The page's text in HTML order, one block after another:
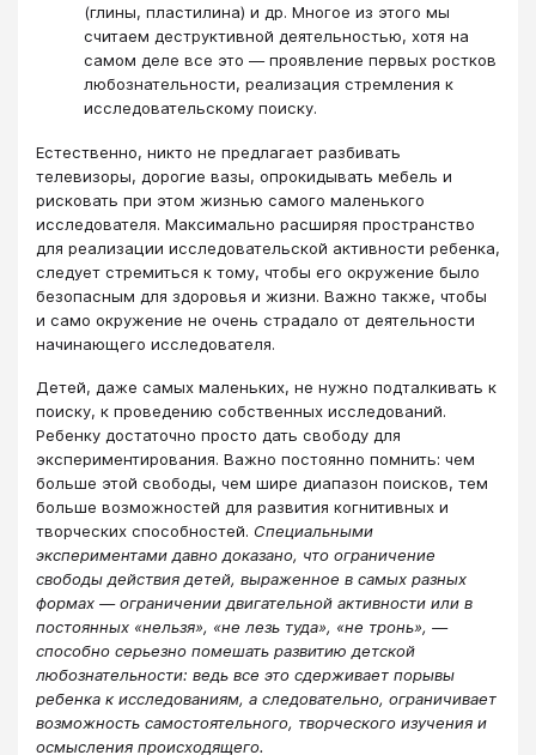
(глины, пластилина) и др. Многое из этого мы
считаем деструктивной деятельностью, хотя на
самом деле все это ― проявление первых ростков
любознательности, реализация стремления к
исследовательскому поиску.
​​​​​​​Естественно, никто не предлагает разбивать
телевизоры, дорогие вазы, опрокидывать мебель и
рисковать при этом жизнью самого маленького
исследователя. Максимально расширяя пространство
для реализации исследовательской активности ребенка,
следует стремиться к тому, чтобы его окружение было
безопасным для здоровья и жизни. Важно также, чтобы
и само окружение не очень страдало от деятельности
начинающего исследователя.
Детей, даже самых маленьких, не нужно подталкивать к
поиску, к проведению собственных исследований.
Ребенку достаточно просто дать свободу для
экспериментирования. Важно постоянно помнить: чем
больше этой свободы, чем шире диапазон поисков, тем
больше возможностей для развития когнитивных и
творческих способностей. Специальными
экспериментами давно доказано, что ограничение
свободы действия детей, выраженное в самых разных
формах ― ограничении двигательной активности или в
постоянных «нельзя», «не лезь туда», «не тронь», ―
способно серьезно помешать развитию детской
любознательности: ведь все это сдерживает порывы
ребенка к исследованиям, а следовательно, ограничивает
возможность самостоятельного, творческого изучения и
осмысления происходящего.